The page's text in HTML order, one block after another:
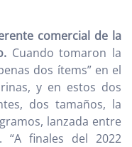
comercial de la
Cuando tomaron la
dos ítems” en el
y en estos dos
dos tamaños, la
lanzada entre
finales del 2022